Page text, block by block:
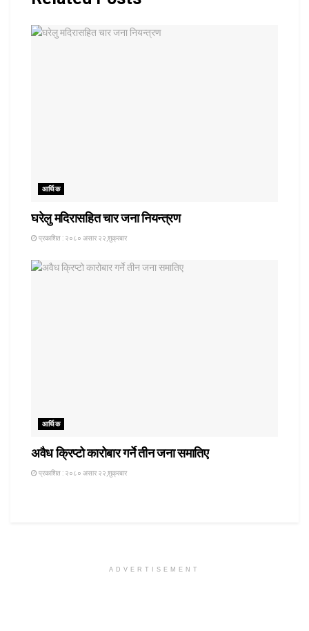
आर्थिक
घरेलु मदिरासहित चार जना नियन्त्रण
प्रकाशित : २०८० असार २२,शुक्रबार
आर्थिक
अवैध क्रिप्टो कारोबार गर्ने तीन जना समातिए
प्रकाशित : २०८० असार २२,शुक्रबार
ADVERTISEMENT